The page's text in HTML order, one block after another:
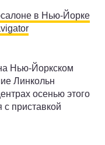
в Нью-Йорке
Нью-Йоркском
Линкольн
осенью этого
с приставкой